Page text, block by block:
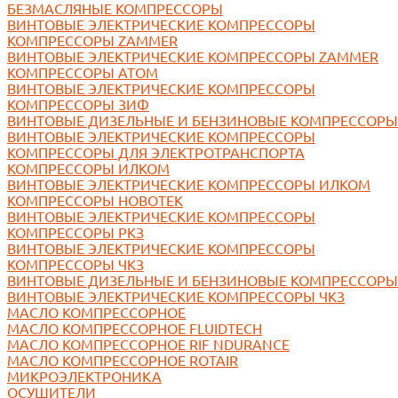
БЕЗМАСЛЯНЫЕ КОМПРЕССОРЫ
ВИНТОВЫЕ ЭЛЕКТРИЧЕСКИЕ КОМПРЕССОРЫ
КОМПРЕССОРЫ ZAMMER
ВИНТОВЫЕ ЭЛЕКТРИЧЕСКИЕ КОМПРЕССОРЫ ZAMMER
КОМПРЕССОРЫ АТОМ
ВИНТОВЫЕ ЭЛЕКТРИЧЕСКИЕ КОМПРЕССОРЫ
КОМПРЕССОРЫ ЗИФ
ВИНТОВЫЕ ДИЗЕЛЬНЫЕ И БЕНЗИНОВЫЕ КОМПРЕССОРЫ
ВИНТОВЫЕ ЭЛЕКТРИЧЕСКИЕ КОМПРЕССОРЫ
КОМПРЕССОРЫ ДЛЯ ЭЛЕКТРОТРАНСПОРТА
КОМПРЕССОРЫ ИЛКОМ
ВИНТОВЫЕ ЭЛЕКТРИЧЕСКИЕ КОМПРЕССОРЫ ИЛКОМ
КОМПРЕССОРЫ НОВОТЕК
ВИНТОВЫЕ ЭЛЕКТРИЧЕСКИЕ КОМПРЕССОРЫ
КОМПРЕССОРЫ РКЗ
ВИНТОВЫЕ ЭЛЕКТРИЧЕСКИЕ КОМПРЕССОРЫ
КОМПРЕССОРЫ ЧКЗ
ВИНТОВЫЕ ДИЗЕЛЬНЫЕ И БЕНЗИНОВЫЕ КОМПРЕССОРЫ
ВИНТОВЫЕ ЭЛЕКТРИЧЕСКИЕ КОМПРЕССОРЫ ЧКЗ
МАСЛО КОМПРЕССОРНОЕ
МАСЛО КОМПРЕССОРНОЕ FLUIDTECH
МАСЛО КОМПРЕССОРНОЕ RIF NDURANCE
МАСЛО КОМПРЕССОРНОЕ ROTAIR
МИКРОЭЛЕКТРОНИКА
ОСУШИТЕЛИ